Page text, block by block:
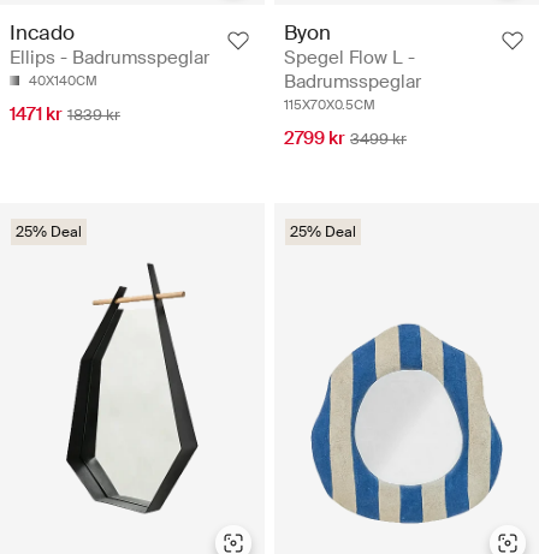
Incado
Ellips - Badrumsspeglar
40X140CM
1471 kr 1839 kr
Byon
Spegel Flow L -
Badrumsspeglar
115X70X0.5CM
2799 kr 3499 kr
25% Deal 25% Deal